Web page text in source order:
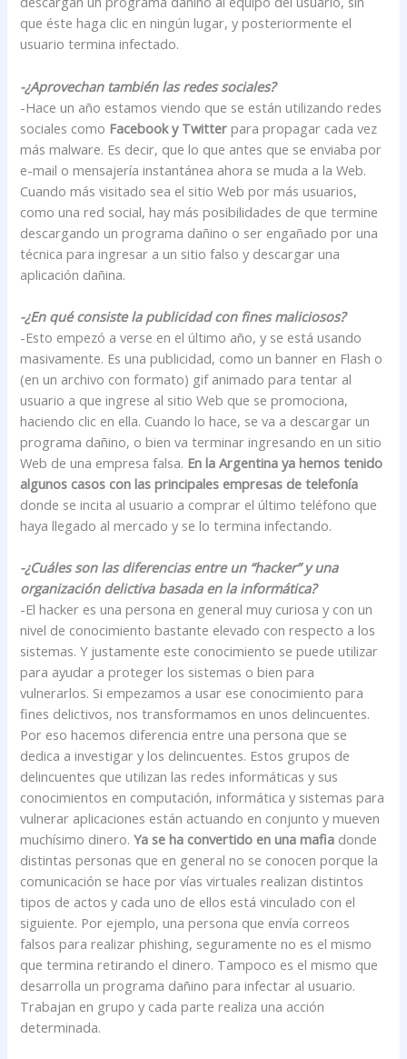
que éste haga clic en ningún lugar, y posteriormente el
usuario termina infectado.
-¿Aprovechan también las redes sociales?
-Hace un año estamos viendo que se están utilizando redes
sociales como Facebook y Twitterpara propagar cada vez
más malware. Es decir, que lo que antes que se enviaba por
e-mail o mensajería instantánea ahora se muda a la Web.
Cuando más visitado sea el sitio Web por más usuarios,
como una red social, hay más posibilidades de que termine
descargando un programa dañino o ser engañado por una
técnica para ingresar a un sitio falso y descargar una
aplicación dañina.
-¿En qué consiste la publicidad con fines maliciosos?
-Esto empezó a verse en el último año, y se está usando
masivamente. Es una publicidad, como un banner en Flash o
(en un archivo con formato) gif animado para tentar al
usuario a que ingrese al sitio Web que se promociona,
haciendo clic en ella. Cuando lo hace, se va a descargar un
programa dañino, o bien va terminar ingresando en un sitio
Web de una empresa falsa. En la Argentina ya hemos tenido
algunos casos con las principales empresas de telefonía
donde se incita al usuario a comprar el último teléfono que
haya llegado al mercado y se lo termina infectando.
-¿Cuáles son las diferencias entre un “hacker” y una
organización delictiva basada en la informática?
-El hacker es una persona en general muy curiosa y con un
nivel de conocimiento bastante elevado con respecto a los
sistemas. Y justamente este conocimiento se puede utilizar
para ayudar a proteger los sistemas o bien para
vulnerarlos. Si empezamos a usar ese conocimiento para
fines delictivos, nos transformamos en unos delincuentes.
Por eso hacemos diferencia entre una persona que se
dedica a investigar y los delincuentes. Estos grupos de
delincuentes que utilizan las redes informáticas y sus
conocimientos en computación, informática y sistemas para
vulnerar aplicaciones están actuando en conjunto y mueven
muchísimo dinero.Ya se ha convertido en una mafia donde
distintas personas que en general no se conocen porque la
comunicación se hace por vías virtuales realizan distintos
tipos de actos y cada uno de ellos está vinculado con el
siguiente. Por ejemplo, una persona que envía correos
falsos para realizar phishing, seguramente no es el mismo
que termina retirando el dinero. Tampoco es el mismo que
desarrolla un programa dañino para infectar al usuario.
Trabajan en grupo y cada parte realiza una acción
determinada.